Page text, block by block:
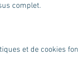
complet.
et de cookies